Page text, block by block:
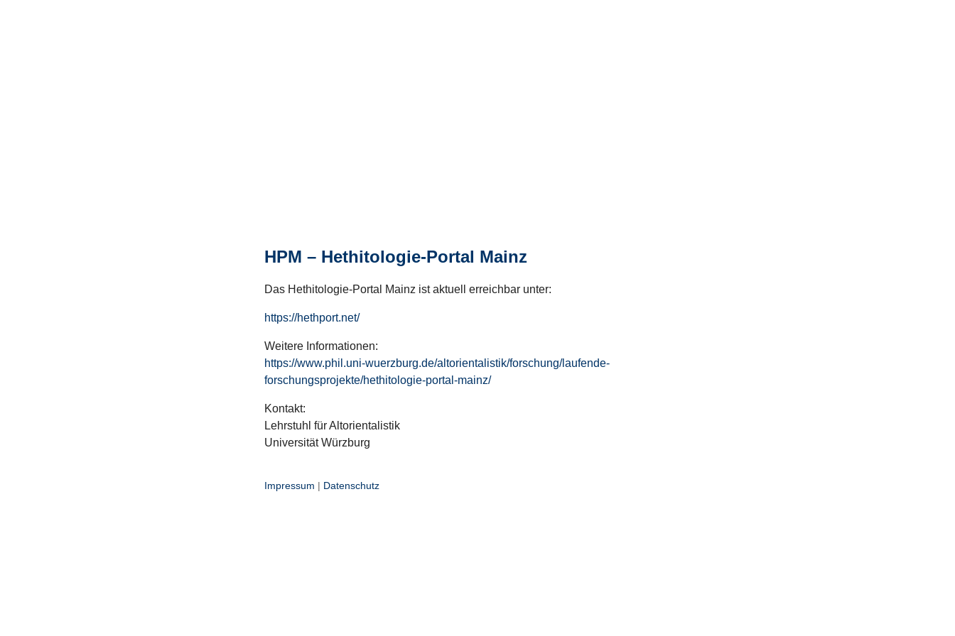
HPM – Hethitologie-Portal Mainz
Das Hethitologie-Portal Mainz ist aktuell erreichbar unter:
https://hethport.net/
Weitere Informationen:
https://www.phil.uni-wuerzburg.de/altorientalistik/forschung/laufende-
forschungsprojekte/hethitologie-portal-mainz/
Kontakt:
Lehrstuhl für Altorientalistik
Universität Würzburg
Impressum | Datenschutz